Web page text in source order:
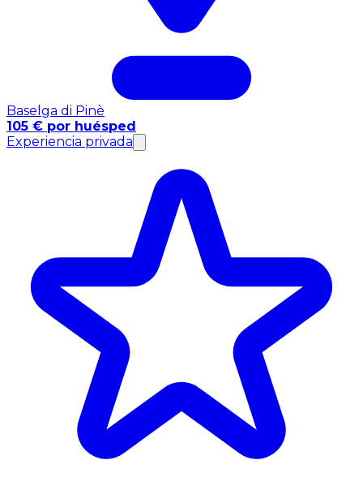
Baselga di Pinè
105 € por huésped
Experiencia privada